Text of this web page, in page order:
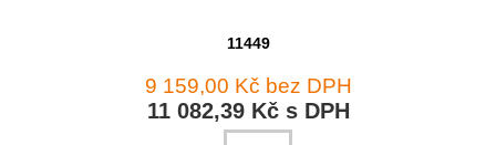
11449
9 159,00 Kč bez DPH
11 082,39 Kč s DPH